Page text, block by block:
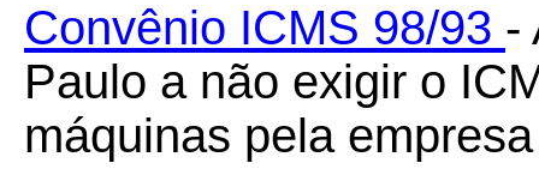
Convênio ICMS 98/93 -
Paulo a não exigir o
máquinas pela